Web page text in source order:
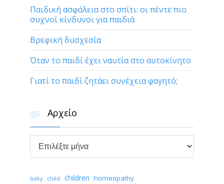
Παιδική ασφάλεια στο σπίτι: οι πέντε πιο
συχνοί κίνδυνοι για παιδιά
Βρεφική δυσχεσία
Όταν το παιδί έχει ναυτία στο αυτοκίνητο
Γιατί το παιδί ζητάει συνέχεια φαγητό;
 Αρχείο
Αρχείο
baby child children homeopathy